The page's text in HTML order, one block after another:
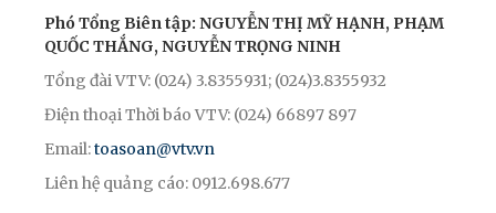
Phó Tổng Biên tập: NGUYỄN THỊ MỸ HẠNH, PHẠM
QUỐC THẮNG, NGUYỄN TRỌNG NINH
Tổng đài VTV: (024) 3.8355931; (024)3.8355932
Điện thoại Thời báo VTV: (024) 66897 897
Email:toasoan@vtv.vn
Liên hệ quảng cáo: 0912.698.677